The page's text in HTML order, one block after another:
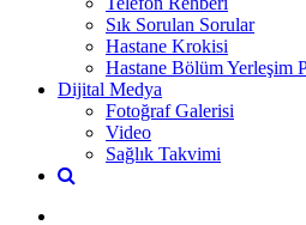
Sık Sorulan Sorular
Hastane Krokisi
Hastane Bölüm Yerleşim
Dijital Medya
Fotoğraf Galerisi
Video
Sağlık Takvimi